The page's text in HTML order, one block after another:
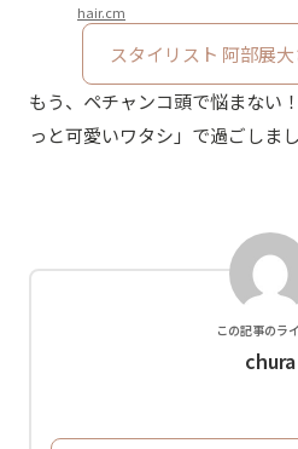
hair.cm
スタイリスト 阿部展
もう、ペチャンコ頭で悩まない
っと可愛いワタシ」で過ごしま
この記事のラ
chura